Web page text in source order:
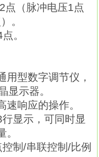
点（脉冲电压1点
。
。
用型数字调节仪，
显示器。
响应的操作。
显示，可同时显
制/串联控制/比例